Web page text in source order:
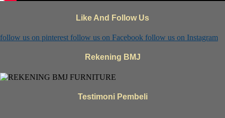
Like And Follow Us
follow us on pinterest follow us on Facebook follow us on Instagram
Rekening BMJ
Testimoni Pembeli